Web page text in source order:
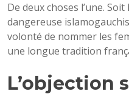
De deux choses l’une.
dangereuse
volonté de nommer les
une longue tradition
L’objection